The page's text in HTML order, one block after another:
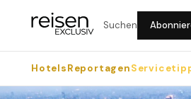
Suchen
HotelsReportagen